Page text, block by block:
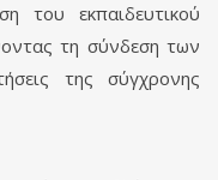
του εκπαιδευτικού
τη σύνδεση των
της σύγχρονης